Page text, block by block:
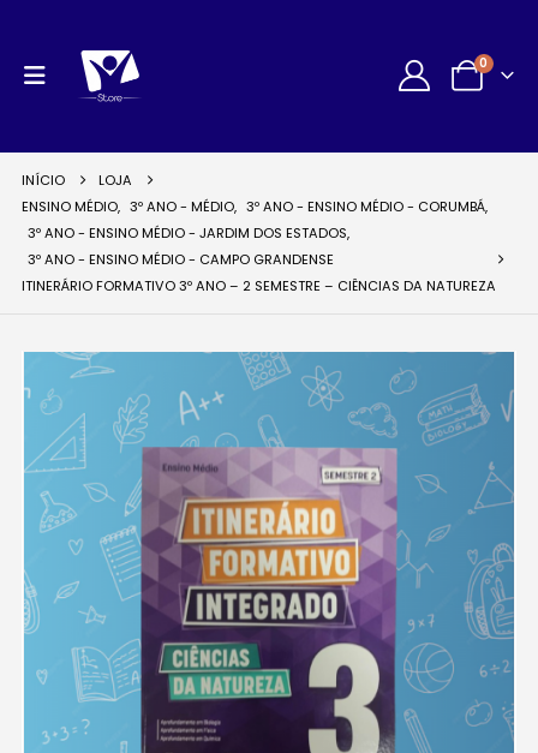
0
INÍCIO
LOJA
ENSINO MÉDIO, 3º ANO - MÉDIO, 3º ANO - ENSINO MÉDIO - CORUMBÁ,
3º ANO - ENSINO MÉDIO - JARDIM DOS ESTADOS,
3º ANO - ENSINO MÉDIO - CAMPO GRANDENSE
ITINERÁRIO FORMATIVO 3º ANO – 2 SEMESTRE – CIÊNCIAS DA NATUREZA